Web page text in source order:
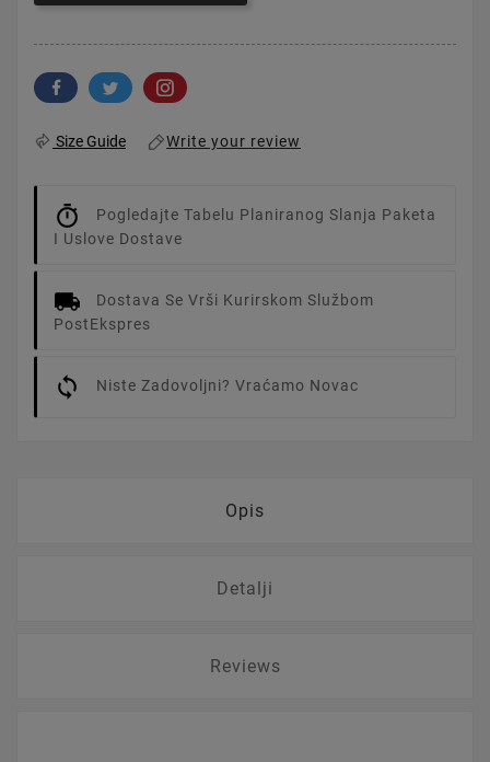
Size Guide Write your review
Pogledajte Tabelu Planiranog Slanja Paketa
I Uslove Dostave
Dostava Se Vrši Kurirskom Službom
PostEkspres
Niste Zadovoljni? Vraćamo Novac
Opis
Detalji
Reviews